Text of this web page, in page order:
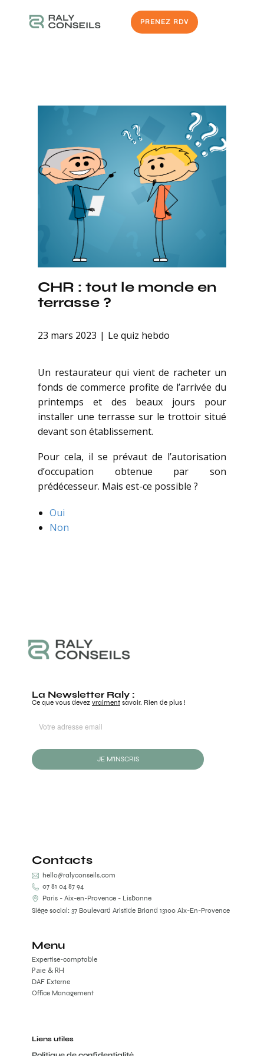
PRENEZ RDV
CHR : tout le monde en
terrasse ?
23 mars 2023 Le quiz hebdo
Un restaurateur qui vient de racheter un
fonds de commerce profite de l’arrivée du
printemps et des beaux jours pour
installer une terrasse sur le trottoir situé
devant son établissement.
Pour cela, il se prévaut de l’autorisation
d’occupation obtenue par son
prédécesseur. Mais est-ce possible ?
Oui
Non
La Newsletter Raly :
Ce que vous devez vraiment savoir. Rien de plus !
JE M'INSCRIS
Contacts
hello@ralyconseils.com
07 81 04 87 94
Paris - Aix-en-Provence - Lisbonne
Siège social: 37 Boulevard Aristide Briand 13100 Aix-En-Provence
Menu
Expertise-comptable
DAF Externe
Office Management
Paie & RH
Liens utiles